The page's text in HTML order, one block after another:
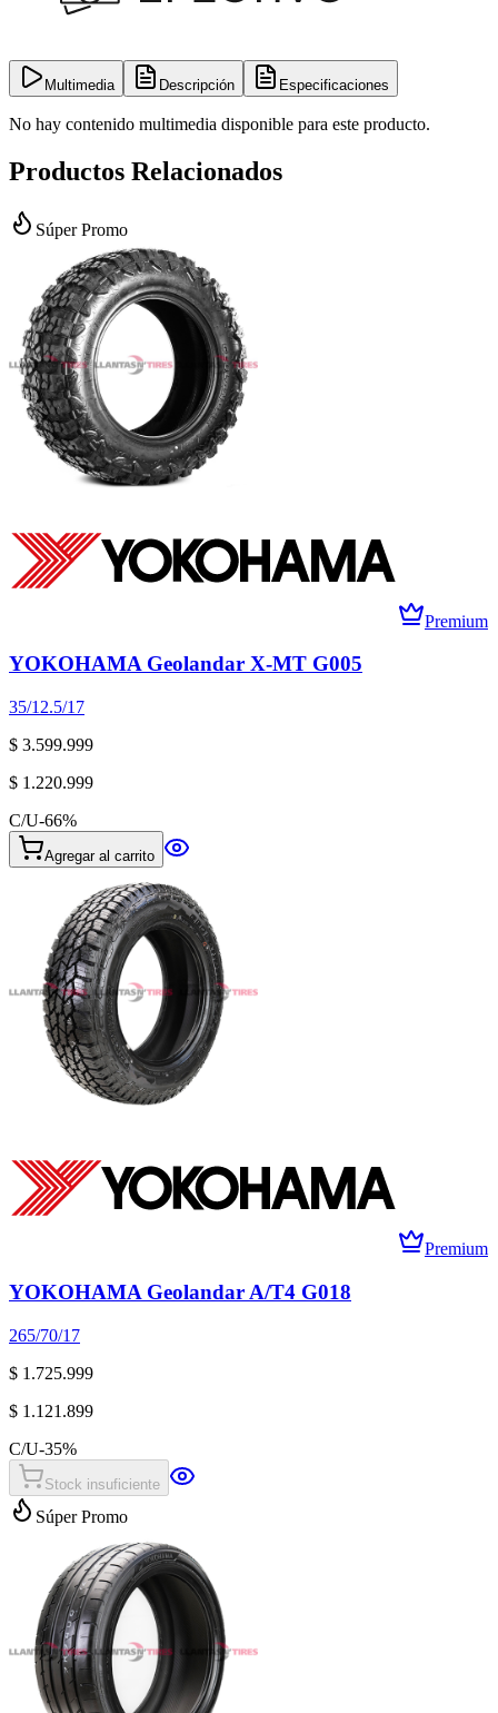
Multimedia Descripción Especificaciones
No hay contenido multimedia disponible para este producto.
Productos Relacionados
Súper Promo
Premium
YOKOHAMA Geolandar X-MT G005
35/12.5/17
$ 3.599.999
$ 1.220.999
C/U-66%
Agregar al carrito
Premium
YOKOHAMA Geolandar A/T4 G018
265/70/17
$ 1.725.999
$ 1.121.899
C/U-35%
Stock insuficiente
Súper Promo